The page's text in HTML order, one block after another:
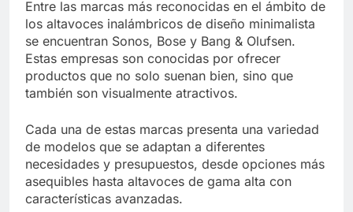
Entre las marcas más reconocidas en el ámbito de
los altavoces inalámbricos de diseño minimalista
se encuentran Sonos, Bose y Bang & Olufsen.
Estas empresas son conocidas por ofrecer
productos que no solo suenan bien, sino que
también son visualmente atractivos.
Cada una de estas marcas presenta una variedad
de modelos que se adaptan a diferentes
necesidades y presupuestos, desde opciones más
asequibles hasta altavoces de gama alta con
características avanzadas.